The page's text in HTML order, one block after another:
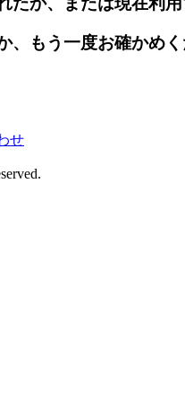
、もう一度お確かめ
せ